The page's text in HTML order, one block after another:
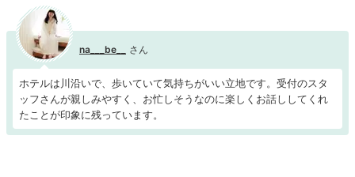
na___be__
ホテルは川沿いで、歩いていて気持ちがいい立地です。受付のスタ
ッフさんが親しみやすく、お忙しそうなのに楽しくお話ししてくれ
たことが印象に残っています。